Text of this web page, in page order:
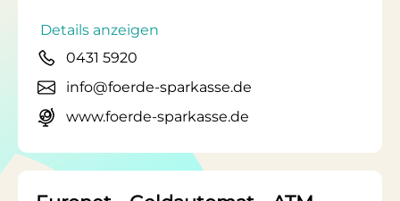
Details anzeigen
0431 5920
info@foerde-sparkasse.de
www.foerde-sparkasse.de